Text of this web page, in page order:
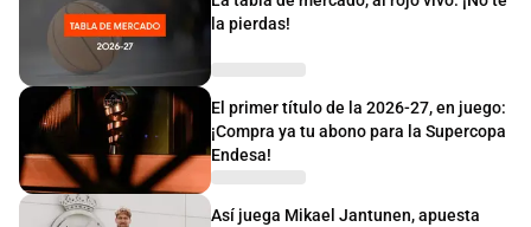
la pierdas!
El primer título de la 2026-27, en juego:
¡Compra ya tu abono para la Supercopa
Endesa!
Así juega Mikael Jantunen, apuesta